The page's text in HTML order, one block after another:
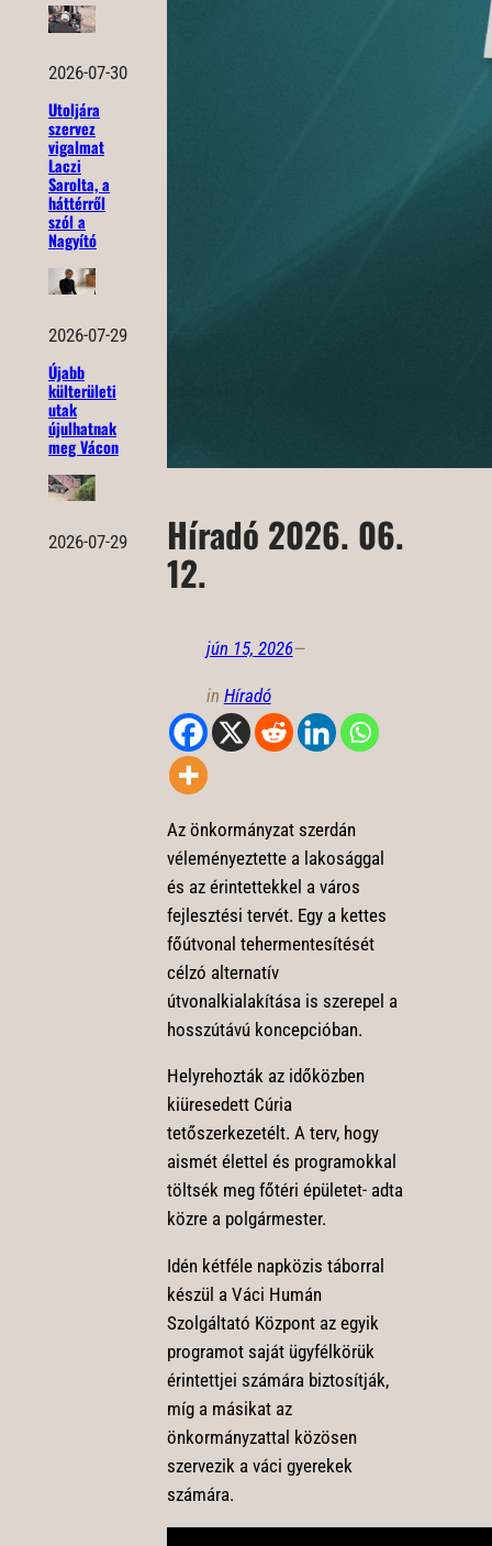
2026-07-30
Utoljára
szervez
vigalmat
Laczi
Sarolta, a
háttérről
szól a
Nagyító
2026-07-29
Újabb
külterületi
utak
újulhatnak
meg Vácon
2026-07-29 Híradó 2026. 06.
12.
jún 15, 2026—
in Híradó
Az önkormányzat szerdán
véleményeztette a lakosággal
és az érintettekkel a város
fejlesztési tervét. Egy a kettes
főútvonal tehermentesítését
célzó alternatív
útvonalkialakítása is szerepel a
hosszútávú koncepcióban.
Helyrehozták az időközben
kiüresedett Cúria
tetőszerkezetélt. A terv, hogy
aismét élettel és programokkal
töltsék meg főtéri épületet- adta
közre a polgármester.
Idén kétféle napközis táborral
készül a Váci Humán
Szolgáltató Központ az egyik
programot saját ügyfélkörük
érintettjei számára biztosítják,
míg a másikat az
önkormányzattal közösen
szervezik a váci gyerekek
számára.